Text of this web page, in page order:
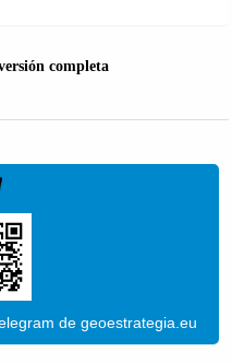
completa
de geoestrategia.eu